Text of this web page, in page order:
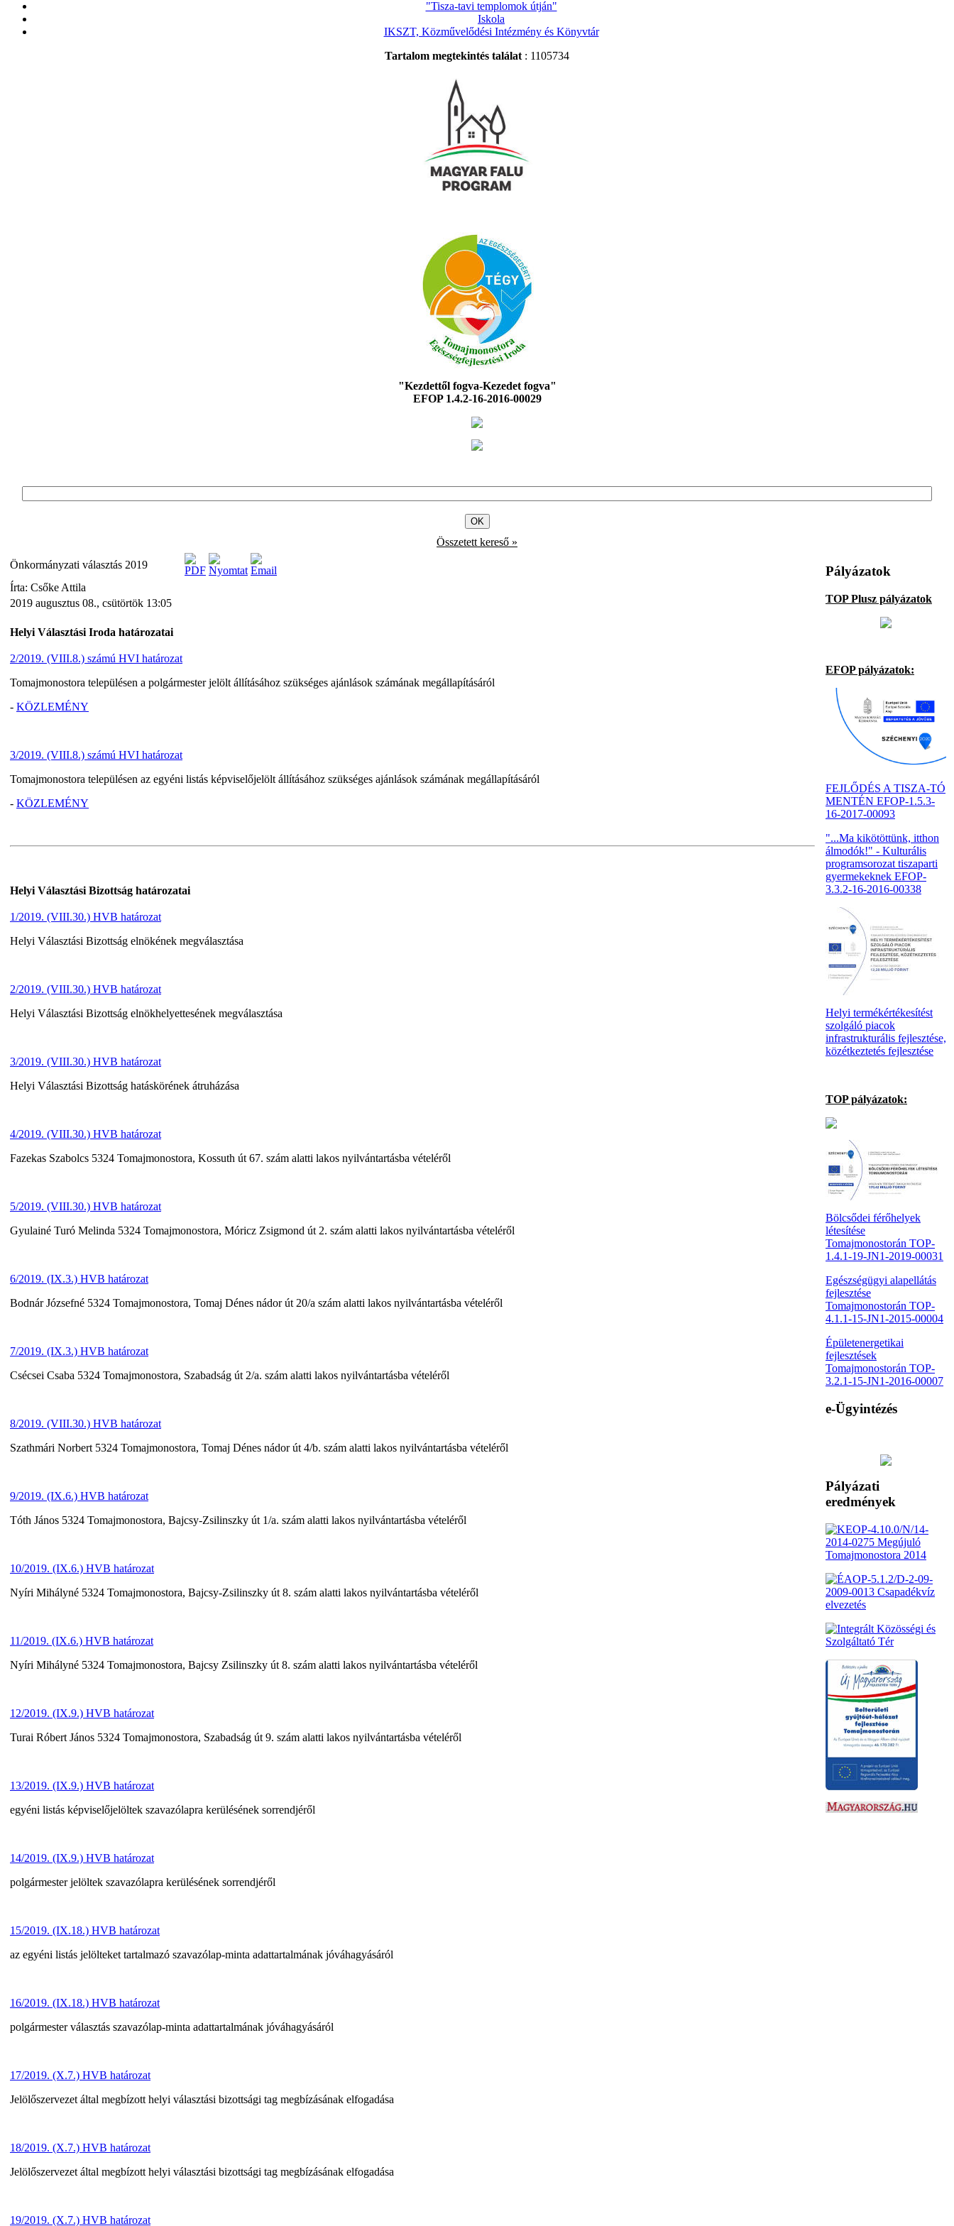
"Tisza-tavi templomok útján"
Iskola
IKSZT, Közművelődési Intézmény és Könyvtár
Tartalom megtekintés találat: 1105734
"Kezdettől fogva-Kezedet fogva"
EFOP 1.4.2-16-2016-00029
Összetett kereső »
Önkormányzati választás 2019
Írta: Csőke Attila
2019 augusztus 08., csütörtök 13:05
Helyi Választási Iroda határozatai
2/2019. (VIII.8.) számú HVI határozat
Tomajmonostora településen a polgármester jelölt állításához szükséges ajánlások számának megállapításáról
- KÖZLEMÉNY
3/2019. (VIII.8.) számú HVI határozat
Tomajmonostora településen az egyéni listás képviselőjelölt állításához szükséges ajánlások számának megállapításáról
- KÖZLEMÉNY
Helyi Választási Bizottság határozatai
1/2019. (VIII.30.) HVB határozat
Helyi Választási Bizottság elnökének megválasztása
2/2019. (VIII.30.) HVB határozat
Helyi Választási Bizottság elnökhelyettesének megválasztása
3/2019. (VIII.30.) HVB határozat
Helyi Választási Bizottság hatáskörének átruházása
4/2019. (VIII.30.) HVB határozat
Fazekas Szabolcs 5324 Tomajmonostora, Kossuth út 67. szám alatti lakos nyilvántartásba vételéről
5/2019. (VIII.30.) HVB határozat
Gyulainé Turó Melinda 5324 Tomajmonostora, Móricz Zsigmond út 2. szám alatti lakos nyilvántartásba vételéről
6/2019. (IX.3.) HVB határozat
Bodnár Józsefné 5324 Tomajmonostora, Tomaj Dénes nádor út 20/a szám alatti lakos nyilvántartásba vételéről
7/2019. (IX.3.) HVB határozat
Csécsei Csaba 5324 Tomajmonostora, Szabadság út 2/a. szám alatti lakos nyilvántartásba vételéről
8/2019. (VIII.30.) HVB határozat
Szathmári Norbert 5324 Tomajmonostora, Tomaj Dénes nádor út 4/b. szám alatti lakos nyilvántartásba vételéről
9/2019. (IX.6.) HVB határozat
Tóth János 5324 Tomajmonostora, Bajcsy-Zsilinszky út 1/a. szám alatti lakos nyilvántartásba vételéről
10/2019. (IX.6.) HVB határozat
Nyíri Mihályné 5324 Tomajmonostora, Bajcsy-Zsilinszky út 8. szám alatti lakos nyilvántartásba vételéről
11/2019. (IX.6.) HVB határozat
Nyíri Mihályné 5324 Tomajmonostora, Bajcsy Zsilinszky út 8. szám alatti lakos nyilvántartásba vételéről
12/2019. (IX.9.) HVB határozat
Turai Róbert János 5324 Tomajmonostora, Szabadság út 9. szám alatti lakos nyilvántartásba vételéről
13/2019. (IX.9.) HVB határozat
egyéni listás képviselőjelöltek szavazólapra kerülésének sorrendjéről
14/2019. (IX.9.) HVB határozat
polgármester jelöltek szavazólapra kerülésének sorrendjéről
15/2019. (IX.18.) HVB határozat
az egyéni listás jelölteket tartalmazó szavazólap-minta adattartalmának jóváhagyásáról
16/2019. (IX.18.) HVB határozat
polgármester választás szavazólap-minta adattartalmának jóváhagyásáról
17/2019. (X.7.) HVB határozat
Jelölőszervezet által megbízott helyi választási bizottsági tag megbízásának elfogadása
18/2019. (X.7.) HVB határozat
Jelölőszervezet által megbízott helyi választási bizottsági tag megbízásának elfogadása
19/2019. (X.7.) HVB határozat
Pályázatok
TOP Plusz pályázatok
EFOP pályázatok:
FEJLŐDÉS A TISZA-TÓ
MENTÉN EFOP-1.5.3-
16-2017-00093
"...Ma kikötöttünk, itthon
álmodók!" - Kulturális
programsorozat tiszaparti
gyermekeknek EFOP-
3.3.2-16-2016-00338
Helyi termékértékesítést
szolgáló piacok
infrastrukturális fejlesztése,
közétkeztetés fejlesztése
TOP pályázatok:
Bölcsődei férőhelyek
létesítése
Tomajmonostorán TOP-
1.4.1-19-JN1-2019-00031
Egészségügyi alapellátás
fejlesztése
Tomajmonostorán TOP-
4.1.1-15-JN1-2015-00004
Épületenergetikai
fejlesztések
Tomajmonostorán TOP-
3.2.1-15-JN1-2016-00007
e-Ügyintézés
Pályázati
eredmények